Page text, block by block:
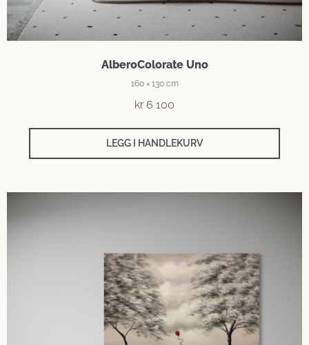
AlberoColorate Uno
160 × 130 cm
kr6 100
LEGG I HANDLEKURV